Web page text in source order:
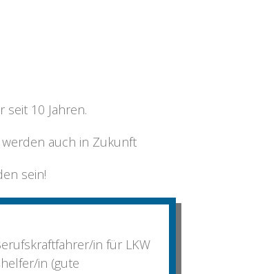
seit 10 Jahren.
werden auch in Zukunft
sein!
in für LKW
in (gute